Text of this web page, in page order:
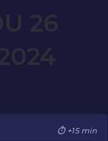
26
⏱ +15 min